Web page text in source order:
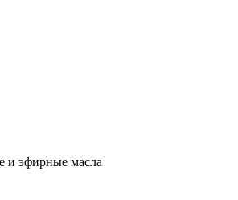
и эфирные масла